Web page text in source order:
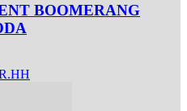
BOOMERANG